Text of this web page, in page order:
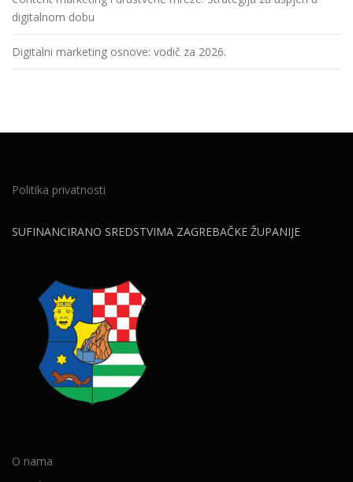
digitalnom dobu
Digitalni marketing osnove: vodič za 2026.
Politika privatnosti
SUFINANCIRANO SREDSTVIMA ZAGREBAČKE ŽUPANIJE
O nama